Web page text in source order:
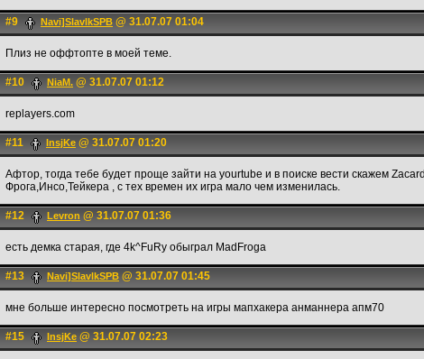
#9 Navi]SlavlkSPB @ 31.07.07 01:04
Плиз не оффтопте в моей теме.
#10 NiaM. @ 31.07.07 01:12
replayers.com
#11 InsjKe @ 31.07.07 01:20
Афтор, тогда тебе будет проще зайти на yourtube и в поиске вести скажем
Фрога,Инсо,Тейкера , с тех времен их игра мало чем изменилась.
#12 Levron @ 31.07.07 01:36
есть демка старая, где 4k^FuRy обыграл MadFroga
#13 Navi]SlavlkSPB @ 31.07.07 01:45
мне больше интересно посмотреть на игры мапхакера анманнера апм70
#15 InsjKe @ 31.07.07 02:23